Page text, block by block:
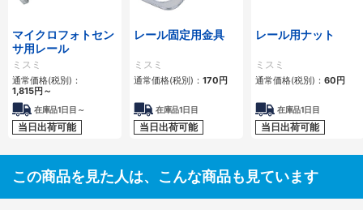
マイクロフォトセン
サ用レール
ミスミ
通常価格(税別)：
1,815円 ～
在庫品1日目～
当日出荷可能
レール固定用金具
ミスミ
通常価格(税別)： 170 円
在庫品1日目
当日出荷可能
レール用ナット
ミスミ
通常価格(税別)： 60 円
在庫品1日目
当日出荷可能
この商品を見た人は、こんな商品も見ています